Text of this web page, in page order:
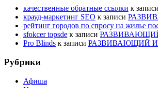
качественные обратные ссылки к записи
крауд-маркетинг SEO к записи
рейтинг городов по спросу на жилье
sfokcer topsde к записи
Pro Blinds к записи РАЗВИВАЮЩИЙ
Рубрики
Афиша